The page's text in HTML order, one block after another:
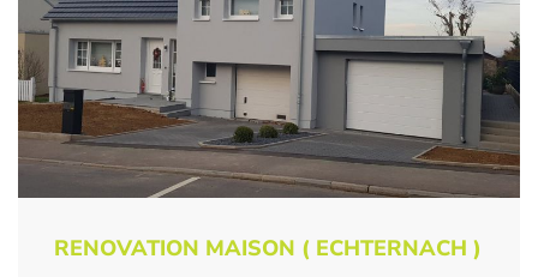
RENOVATION MAISON ( ECHTERNACH )